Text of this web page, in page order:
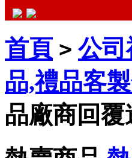
首頁 > 公司
品,禮品客
品廠商回